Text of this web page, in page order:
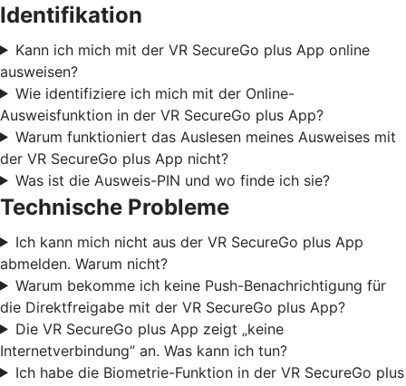
Identifikation
Kann ich mich mit der VR SecureGo plus App online
ausweisen?
Wie identifiziere ich mich mit der Online-
Ausweisfunktion in der VR SecureGo plus App?
Warum funktioniert das Auslesen meines Ausweises mit
der VR SecureGo plus App nicht?
Was ist die Ausweis-PIN und wo finde ich sie?
Technische Probleme
Ich kann mich nicht aus der VR SecureGo plus App
abmelden. Warum nicht?
Warum bekomme ich keine Push-Benachrichtigung für
die Direktfreigabe mit der VR SecureGo plus App?
Die VR SecureGo plus App zeigt „keine
Internetverbindung” an. Was kann ich tun?
Ich habe die Biometrie-Funktion in der VR SecureGo plus